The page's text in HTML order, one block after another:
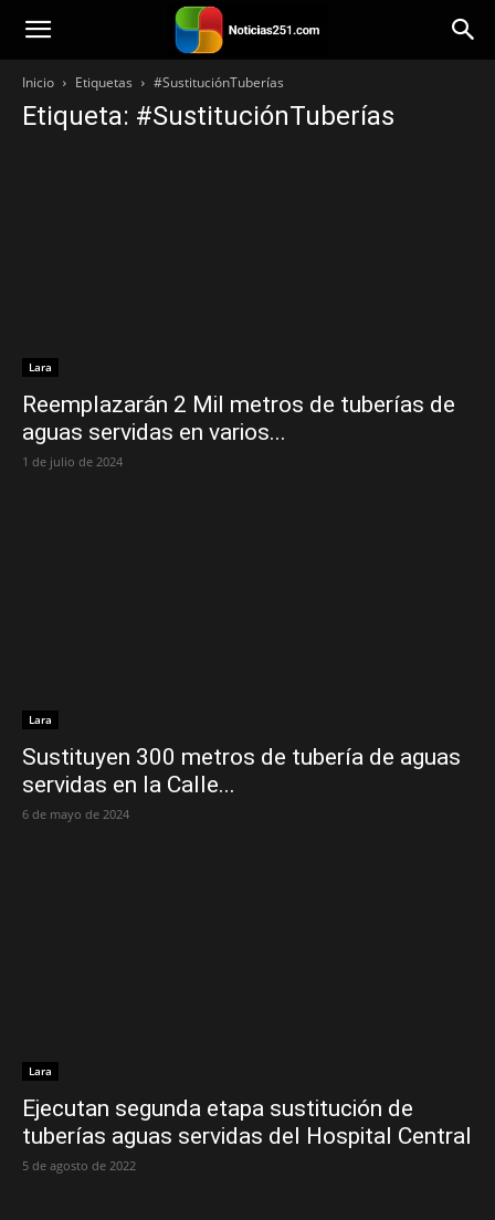
Noticias251
Inicio Etiquetas #SustituciónTuberías
Etiqueta: #SustituciónTuberías
Lara
Reemplazarán 2 Mil metros de tuberías de
aguas servidas en varios...
1 de julio de 2024
Lara
Sustituyen 300 metros de tubería de aguas
servidas en la Calle...
6 de mayo de 2024
Lara
Ejecutan segunda etapa sustitución de
tuberías aguas servidas del Hospital Central
5 de agosto de 2022